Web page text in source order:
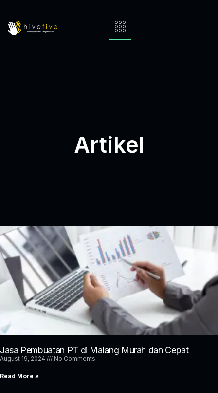
Artikel
Jasa Pembuatan PT di Malang Murah dan Cepat
August 19, 2024 No Comments
Read More »